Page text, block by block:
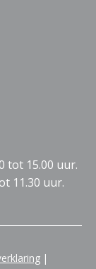
tot 15.00 uur.
11.30 uur.
|